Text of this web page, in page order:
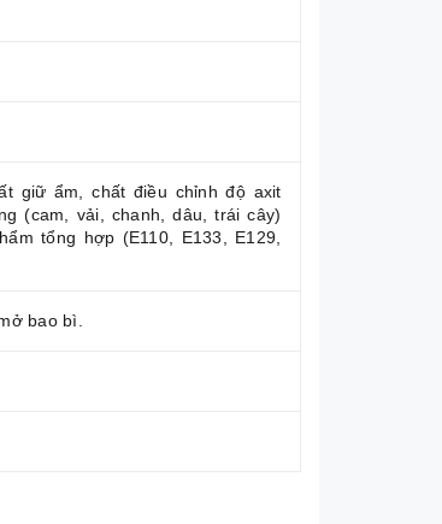
giữ ẩm, chất điều chỉnh độ axit
(cam, vải, chanh, dâu, trái cây)
tổng hợp (E110, E133, E129,
bao bì.